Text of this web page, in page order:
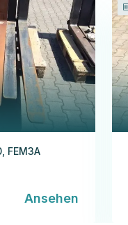
FEM3A
Ansehen